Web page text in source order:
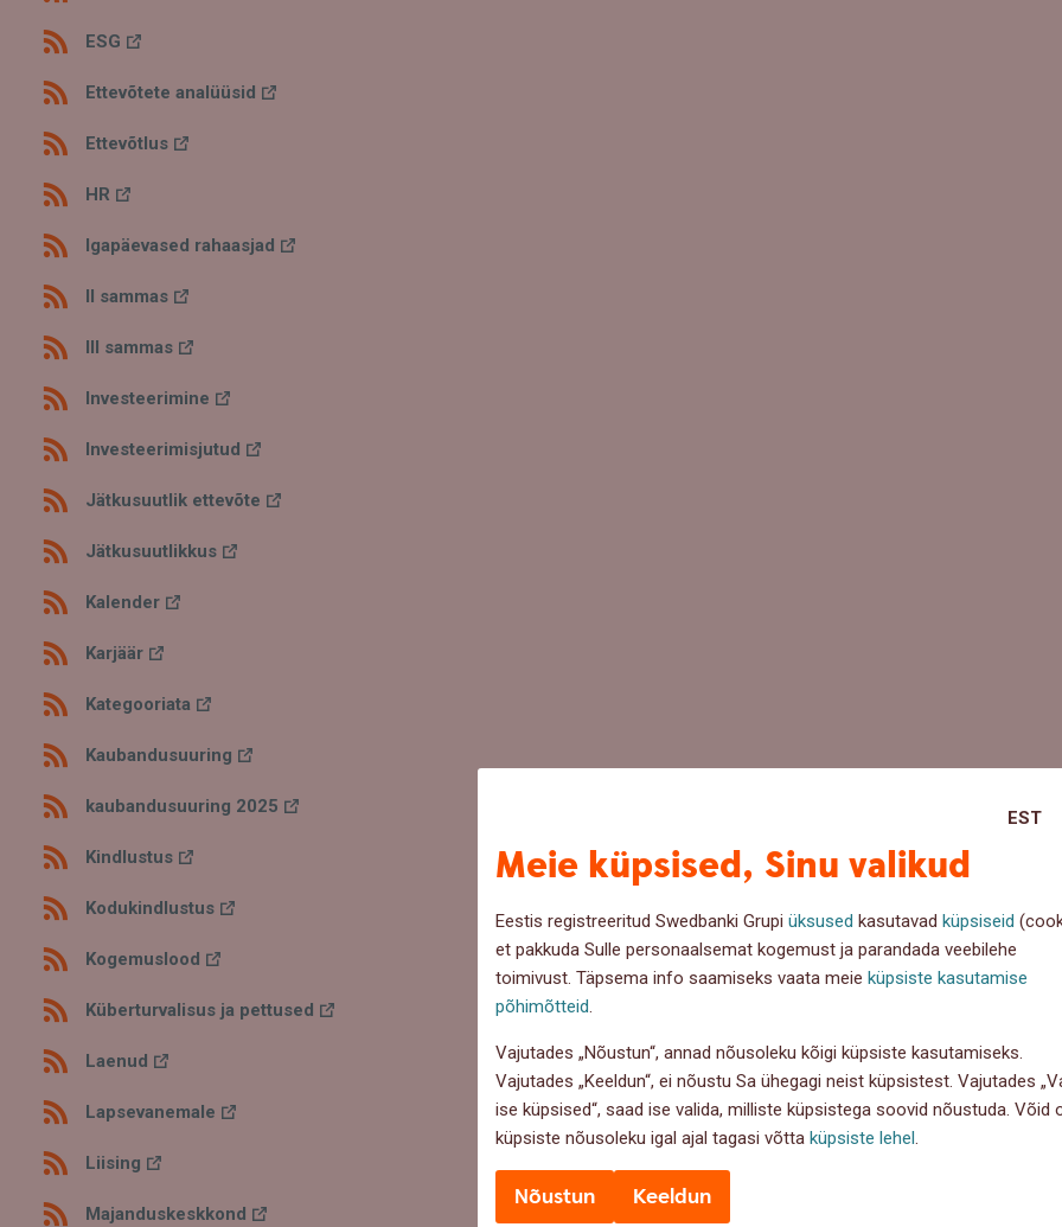
EST
Meie küpsised, Sinu valikud
Eestis registreeritud Swedbanki Grupiüksused kasutavadküpsiseid
et pakkuda Sulle personaalsemat kogemust ja parandada veebilehe
toimivust. Täpsema info saamiseks vaata meieküpsiste kasutamise
põhimõtteid
Vajutades „Nõustun“, annad nõusoleku kõigi küpsiste kasutamiseks.
Vajutades „Keeldun“, ei nõustu Sa ühegagi neist küpsistest. Vajutades
ise küpsised“, saad ise valida, milliste küpsistega soovid nõustuda. Võid
küpsiste nõusoleku igal ajal tagasi võttaküpsiste lehel
Nõustun Keeldun
ESG
Ettevõtete analüüsid
Ettevõtlus
HR
Igapäevased rahaasjad
II sammas
III sammas
Investeerimine
Investeerimisjutud
Jätkusuutlik ettevõte
Jätkusuutlikkus
Kalender
Karjäär
Kategooriata
Kaubandusuuring
kaubandusuuring 2025
Kindlustus
Kodukindlustus
Kogemuslood
Küberturvalisus ja pettused
Laenud
Lapsevanemale
Liising
Majanduskeskkond